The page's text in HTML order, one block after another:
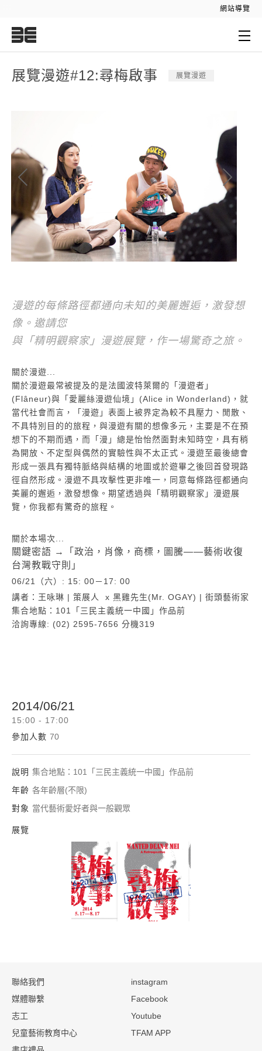
網站導覽
展覽漫遊#12:尋梅啟事 展覽漫遊
漫遊的每條路徑都通向未知的美麗邂逅，激發想
像。邀請您
與「精明觀察家」漫遊展覽，作一場驚奇之旅。
關於漫遊...
關於漫遊最常被提及的是法國波特萊爾的「漫遊者」
(Flâneur)與「愛麗絲漫遊仙境」(Alice in Wonderland)，就
當代社會而言，「漫遊」表面上被界定為較不具壓力、閒散、
不具特別目的的旅程，與漫遊有關的想像多元，主要是不在預
想下的不期而遇，而「漫」總是怡怡然面對未知時空，具有稍
為開放、不定型與偶然的實驗性與不太正式。漫遊至最後總會
形成一張具有獨特脈絡與結構的地圖或於遊畢之後回首發現路
徑自然形成。漫遊不具攻擊性更非唯一，同意每條路徑都通向
美麗的邂逅，激發想像。期望透過與「精明觀察家」漫遊展
覽，你我都有驚奇的旅程。
關於本場次...
關鍵密語 →「政治，肖像，商標，圖騰——藝術收復
台灣教戰守則」
06/21（六）: 15: 00－17: 00
講者：王咏琳 | 策展人 x 黑雞先生(Mr. OGAY) | 街頭藝術家
集合地點： 101「三民主義統一中國」作品前
洽詢專線: (02) 2595-7656 分機319
2014/06/21
15:00 - 17:00
參加人數 70
說明 集合地點：101「三民主義統一中國」作品前
年齡 各年齡層(不限)
對象 當代藝術愛好者與一般觀眾
展覽
尋梅啟事：1976-
聯絡我們
媒體聯繫
志工
兒童藝術教育中心
instagram
Facebook
Youtube
TFAM APP